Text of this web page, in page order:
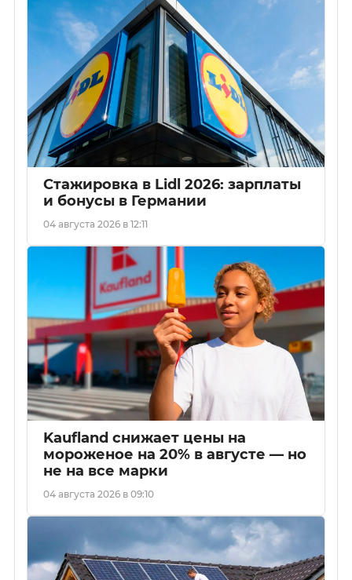
Стажировка в Lidl 2026: зарплаты
и бонусы в Германии
04 августа 2026 в 12:11
Kaufland снижает цены на
мороженое на 20% в августе — но
не на все марки
04 августа 2026 в 09:10